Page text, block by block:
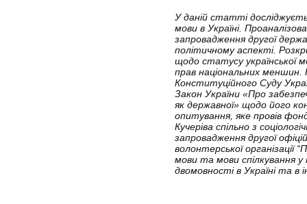
У даній статті
мови в Україні.
запровадження другої
політичному аспекті.
щодо статусу української
прав національних меншин.
Конституційного Суду
Закон України «Про
як державної» щодо його
опитування, яке провів
Кучеріва спільно з
запровадження другої
волонтерської організації
мови та мови спілкування
двомовності в Україні та в